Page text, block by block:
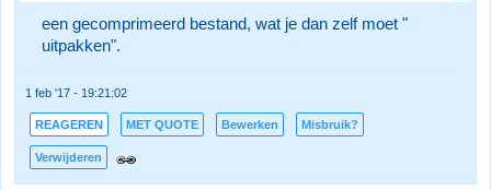
een gecomprimeerd bestand, wat je dan zelf moet "
uitpakken".
1 feb '17 - 19:21:02
REAGEREN MET QUOTE Bewerken Misbruik?
Verwijderen